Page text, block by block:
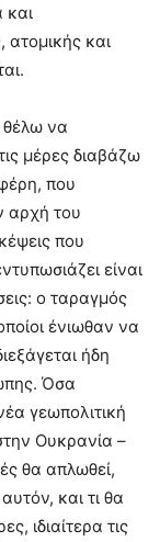
και
ατομικής και
να
μέρες διαβάζω
που
αρχή του
που
είναι
ο ταραγμός
ένιωθαν να
ήδη
Όσα
γεωπολιτική
Ουκρανία –
θα απλωθεί,
και τι θα
ιδιαίτερα τις